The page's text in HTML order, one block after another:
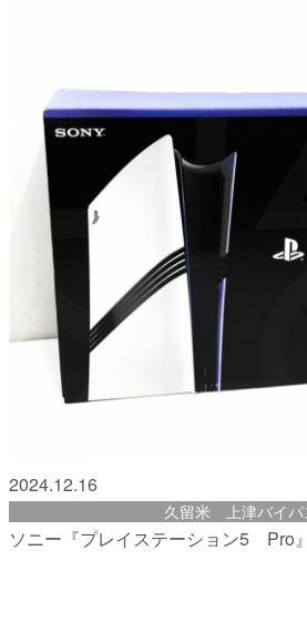
2024.12.16
久留米 上津バイパ
ソニー『プレイステーション5 Pro